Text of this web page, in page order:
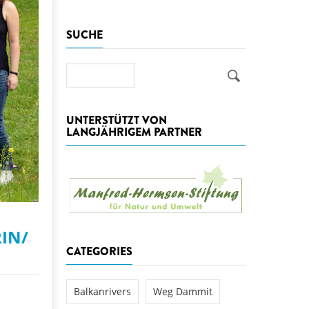
Ulog verursacht
WEG DAMMIT
für den Kamp: Aus für
im Kamptal
SUCHE
UNTERSTÜTZT VON
LANGJÄHRIGEM PARTNER
CATEGORIES
Balkanrivers Weg Dammit